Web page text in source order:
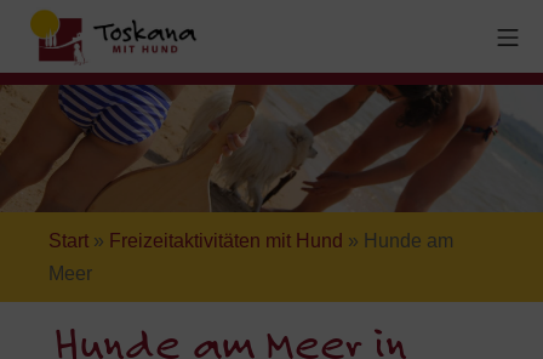
Start » Freizeitaktivitäten mit Hund » Hunde am
Meer
Hunde am Meer in